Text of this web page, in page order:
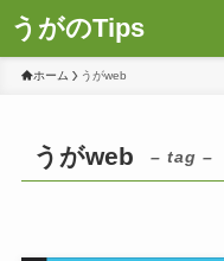
うがのTips
ホーム うがweb
うがweb – tag –